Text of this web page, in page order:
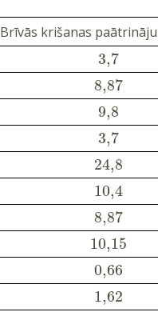
Brīvās krišanas
3,7
8,87
9,8
3,7
24,8
10,4
8,87
10,15
0,66
1,62